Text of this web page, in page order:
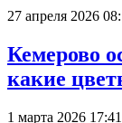
27 апреля 2026
Кемерово
какие
1 марта 2026 17:41